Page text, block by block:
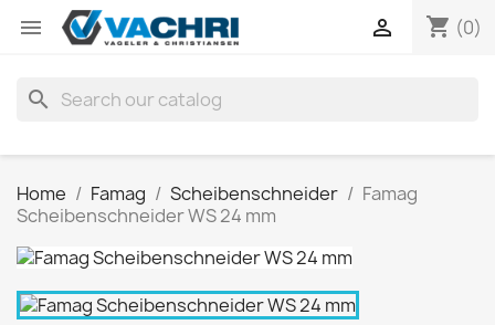
 shopping_cart (0)

search
Home Famag Scheibenschneider
Famag
Scheibenschneider WS 24 mm